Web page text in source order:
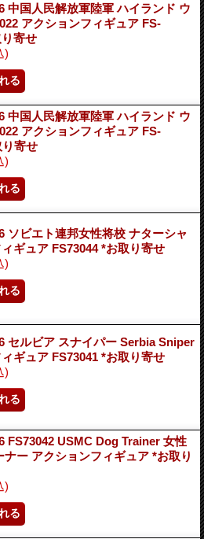
中国人民解放軍陸軍 ハイランド ウ
アクションフィギュア FS-
寄せ
)
中国人民解放軍陸軍 ハイランド ウ
アクションフィギュア FS-
寄せ
)
ソビエト連邦女性将校 ナターシャ
ギュア FS73044 *お取り寄せ
)
セルビア スナイパー Serbia Sniper
ギュア FS73041 *お取り寄せ
)
FS73042 USMC Dog Trainer 女性
ナー アクションフィギュア *お取り
)